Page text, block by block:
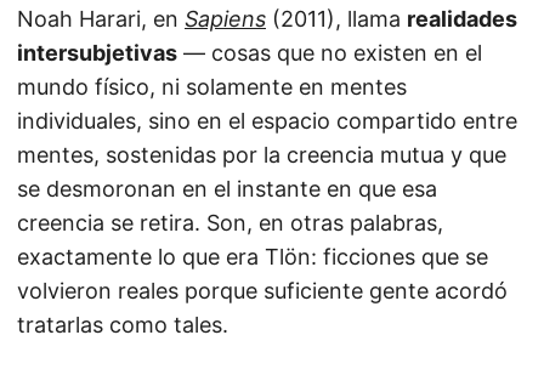
Noah Harari, en Sapiens (2011), llama realidades
intersubjetivas — cosas que no existen en el
mundo físico, ni solamente en mentes
individuales, sino en el espacio compartido entre
mentes, sostenidas por la creencia mutua y que
se desmoronan en el instante en que esa
creencia se retira. Son, en otras palabras,
exactamente lo que era Tlön: ficciones que se
volvieron reales porque suficiente gente acordó
tratarlas como tales.